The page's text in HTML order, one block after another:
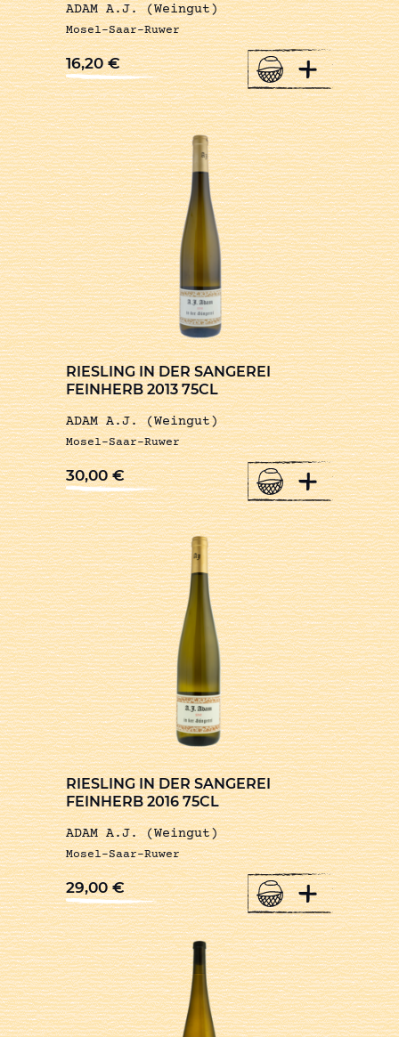
ADAM A.J. (Weingut)
Mosel-Saar-Ruwer
16,20€ +
RIESLING IN DER SANGEREI
FEINHERB 2013 75CL
ADAM A.J. (Weingut)
Mosel-Saar-Ruwer
30,00€ +
RIESLING IN DER SANGEREI
FEINHERB 2016 75CL
ADAM A.J. (Weingut)
Mosel-Saar-Ruwer
29,00€ +